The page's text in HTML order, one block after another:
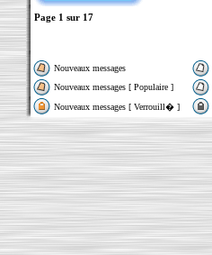
Page 1 sur 17
Nouveaux messages
Nouveaux messages [ Populaire ]
Nouveaux messages [ Verrouill� ]